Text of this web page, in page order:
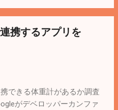
たら「github.com」へアク
ポートに問合せたら上位ネ
トワーク上でIP制限かける
しいと言っても出来ないら
・・・ということは、御社の
携するアプリを
できる体重計があるか調査
がデベロッパーカンファ